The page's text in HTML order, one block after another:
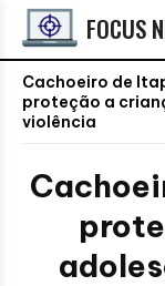
FOCUS
Cachoeiro de
proteção a
violência